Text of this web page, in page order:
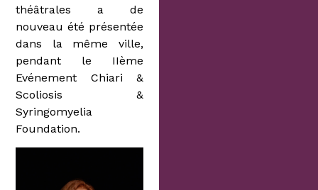
théâtrales a de
nouveau été présentée
dans la même ville,
pendant le IIème
Evénement Chiari &
Scoliosis &
Syringomyelia
Foundation.